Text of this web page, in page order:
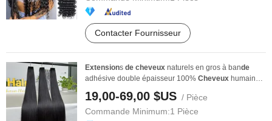
Contacter Fournisseur
Extensions de cheveux naturels en gros à bande
adhésive double épaisseur 100% Cheveux humains
19,00-69,00 $US / Pièce
Commande Minimum:1 Pièce